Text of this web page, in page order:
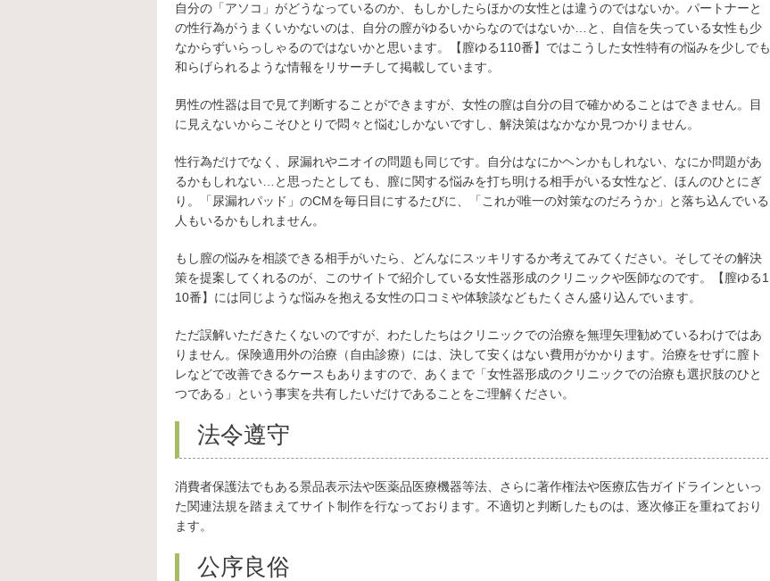
自分の「アソコ」がどうなっているのか、もしかしたらほかの女性とは違うのではないか。パートナーと
の性行為がうまくいかないのは、自分の膣がゆるいからなのではないか…と、自信を失っている女性も少
なからずいらっしゃるのではないかと思います。【膣ゆる110番】ではこうした女性特有の悩みを少しでも
和らげられるような情報をリサーチして掲載しています。
男性の性器は目で見て判断することができますが、女性の膣は自分の目で確かめることはできません。目
に見えないからこそひとりで悶々と悩むしかないですし、解決策はなかなか見つかりません。
性行為だけでなく、尿漏れやニオイの問題も同じです。自分はなにかヘンかもしれない、なにか問題があ
るかもしれない…と思ったとしても、膣に関する悩みを打ち明ける相手がいる女性など、ほんのひとにぎ
り。「尿漏れパッド」のCMを毎日目にするたびに、「これが唯一の対策なのだろうか」と落ち込んでいる
人もいるかもしれません。
もし膣の悩みを相談できる相手がいたら、どんなにスッキリするか考えてみてください。そしてその解決
策を提案してくれるのが、このサイトで紹介している女性器形成のクリニックや医師なのです。【膣ゆる1
10番】には同じような悩みを抱える女性の口コミや体験談などもたくさん盛り込んでいます。
ただ誤解いただきたくないのですが、わたしたちはクリニックでの治療を無理矢理勧めているわけではあ
りません。保険適用外の治療（自由診療）には、決して安くはない費用がかかります。治療をせずに膣ト
レなどで改善できるケースもありますので、あくまで「女性器形成のクリニックでの治療も選択肢のひと
つである」という事実を共有したいだけであることをご理解ください。
法令遵守
消費者保護法でもある景品表示法や医薬品医療機器等法、さらに著作権法や医療広告ガイドラインといっ
た関連法規を踏まえてサイト制作を行なっております。不適切と判断したものは、逐次修正を重ねており
ます。
公序良俗